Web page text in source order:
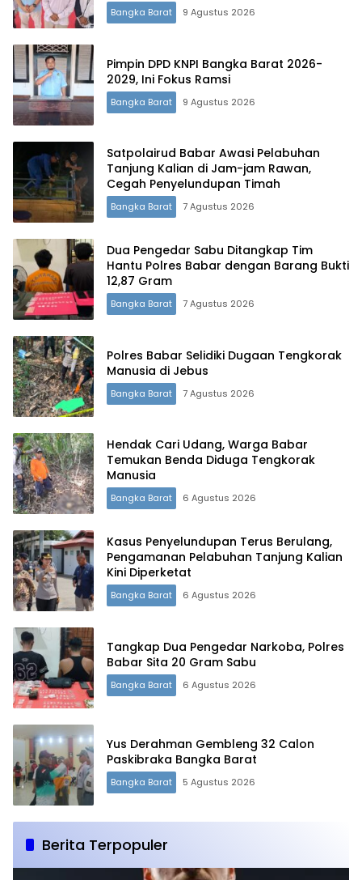
Bangka Barat 9 Agustus 2026
Pimpin DPD KNPI Bangka Barat 2026-
2029, Ini Fokus Ramsi
Bangka Barat 9 Agustus 2026
Satpolairud Babar Awasi Pelabuhan
Tanjung Kalian di Jam-jam Rawan,
Cegah Penyelundupan Timah
Bangka Barat 7 Agustus 2026
Dua Pengedar Sabu Ditangkap Tim
Hantu Polres Babar dengan Barang Bukti
12,87 Gram
Bangka Barat 7 Agustus 2026
Polres Babar Selidiki Dugaan Tengkorak
Manusia di Jebus
Bangka Barat 7 Agustus 2026
Hendak Cari Udang, Warga Babar
Temukan Benda Diduga Tengkorak
Manusia
Bangka Barat 6 Agustus 2026
Kasus Penyelundupan Terus Berulang,
Pengamanan Pelabuhan Tanjung Kalian
Kini Diperketat
Bangka Barat 6 Agustus 2026
Tangkap Dua Pengedar Narkoba, Polres
Babar Sita 20 Gram Sabu
Bangka Barat 6 Agustus 2026
Yus Derahman Gembleng 32 Calon
Paskibraka Bangka Barat
Bangka Barat 5 Agustus 2026
Berita Terpopuler